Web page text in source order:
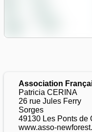
Association
Patricia CERINA
26 rue Jules Ferry
Sorges
49130 Les Ponts de
www.asso-